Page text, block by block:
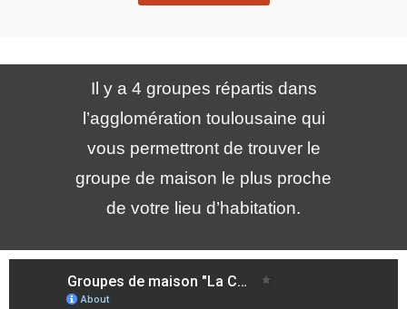
Il y a 4 groupes répartis dans
l’agglomération toulousaine qui
vous permettront de trouver le
groupe de maison le plus proche
de votre lieu d’habitation.